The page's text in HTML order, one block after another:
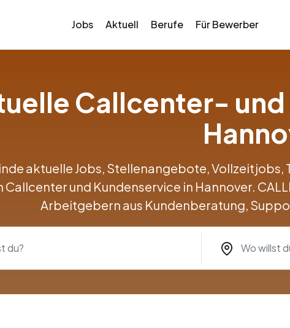
Jobs Aktuell Berufe Für Bewerber
Callcenter-
aktuelle Jobs, Stellenangebote,
Callcenter und Kundenservice in Hannover.
Arbeitgebern aus Kundenberatung,